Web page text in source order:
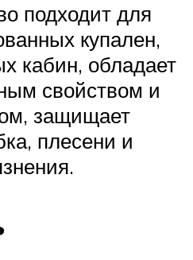
подходит для
купален,
кабин, обладает
свойством и
защищает
плесени и